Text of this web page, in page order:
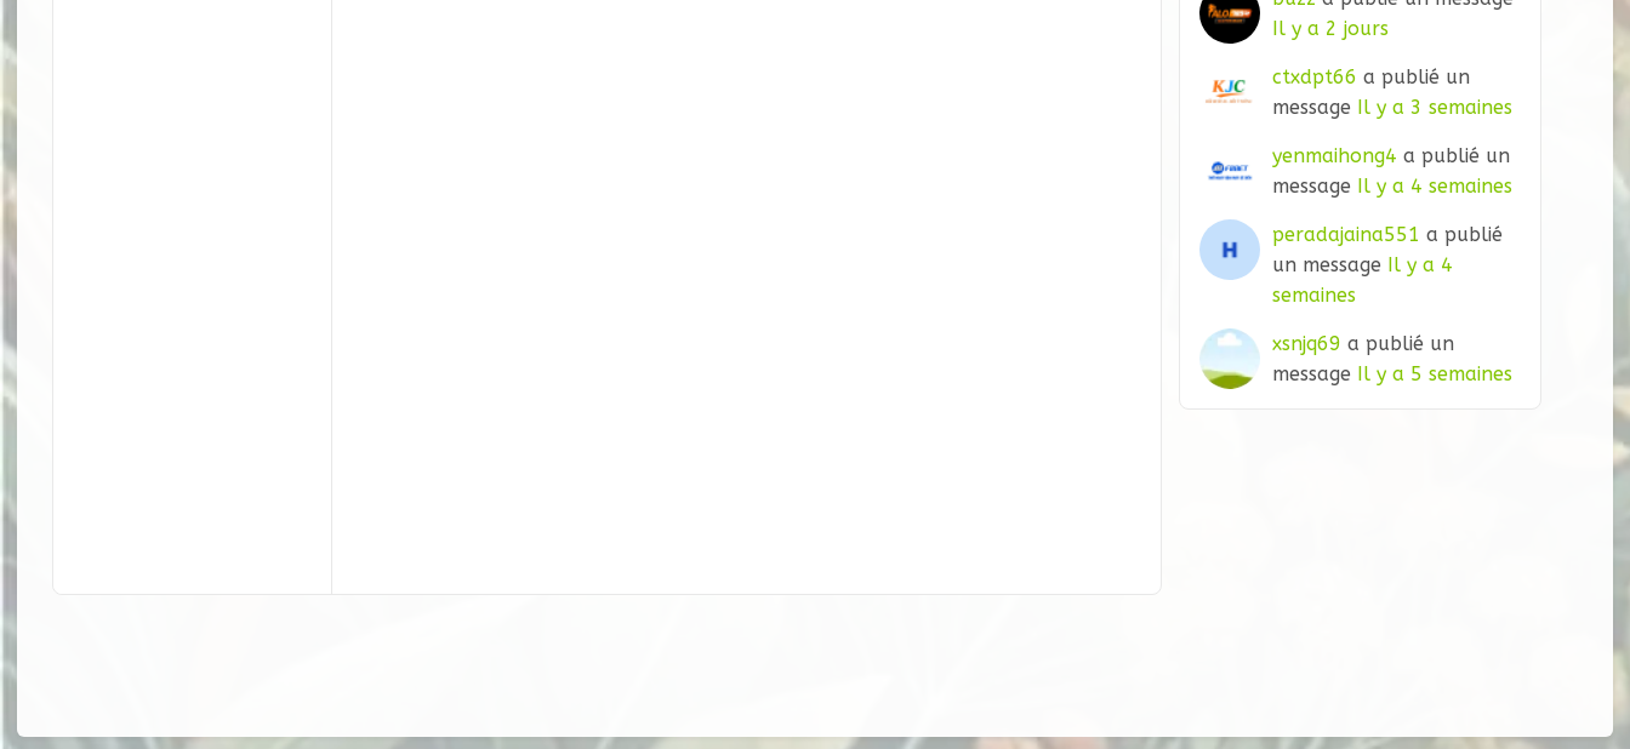
Il y a 2 jours
ctxdpt66 a publié un
message Il y a 3 semaines
yenmaihong4 a publié un
message Il y a 4 semaines
peradajaina551 a publié
un message Il y a 4
semaines
xsnjq69 a publié un
message Il y a 5 semaines